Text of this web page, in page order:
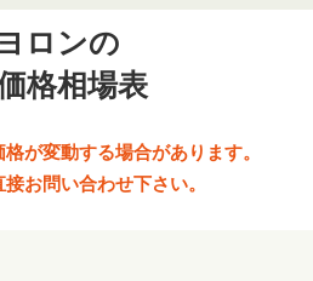
ロンの
格相場表
が変動する場合があります。
お問い合わせ下さい。